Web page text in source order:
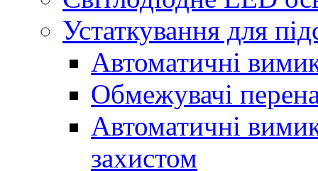
Устаткування для
Автоматичні
Обмежувачі
Автоматичні
захистом